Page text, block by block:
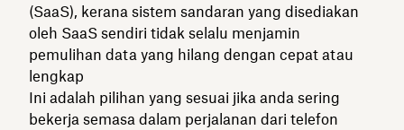
(SaaS), kerana sistem sandaran yang disediakan
oleh SaaS sendiri tidak selalu menjamin
pemulihan data yang hilang dengan cepat atau
lengkap
Ini adalah pilihan yang sesuai jika anda sering
bekerja semasa dalam perjalanan dari telefon